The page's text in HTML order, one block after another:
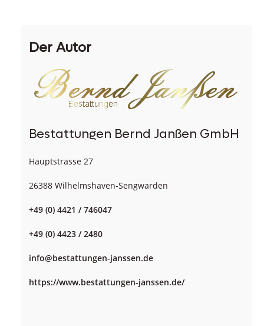
Der Autor
Bestattungen Bernd Janßen GmbH
Hauptstrasse 27
26388 Wilhelmshaven-Sengwarden
+49 (0) 4421 / 746047
+49 (0) 4423 / 2480
info@bestattungen-janssen.de
https://www.bestattungen-janssen.de/